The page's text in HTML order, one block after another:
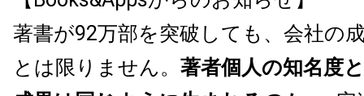
著書が92万部を突破しても、会社の
とは限りません。 著者個人の知名度